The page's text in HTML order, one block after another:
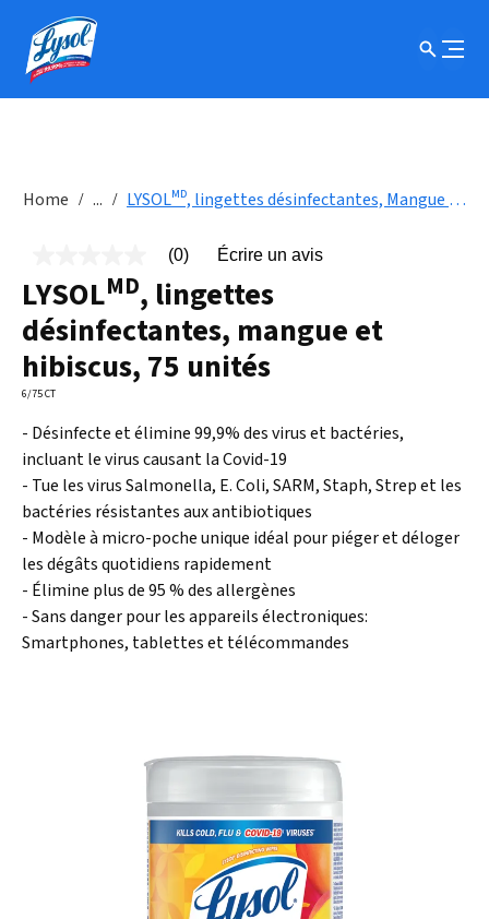
Home ... LYSOLᴹᴰ, lingettes désinfectantes, Mangue et Hibiscus, 75 unités
cote
pour
ce
produit
Lien
vers
la
même
(0) Écrire un avis
LYSOLMD, lingettes
désinfectantes, mangue et
hibiscus, 75 unités
6/75 CT
- Désinfecte et élimine 99,9% des virus et bactéries,
incluant le virus causant la Covid-19
- Tue les virus Salmonella, E. Coli, SARM, Staph, Strep et les
bactéries résistantes aux antibiotiques
- Modèle à micro-poche unique idéal pour piéger et déloger
les dégâts quotidiens rapidement
- Élimine plus de 95 % des allergènes
- Sans danger pour les appareils électroniques:
Smartphones, tablettes et télécommandes